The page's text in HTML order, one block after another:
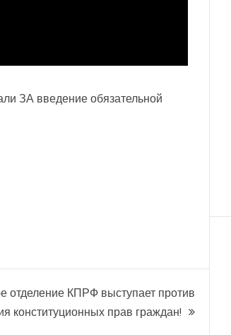
ЗА введение обязательной
отделение КПРФ выступает против
конституционных прав граждан!